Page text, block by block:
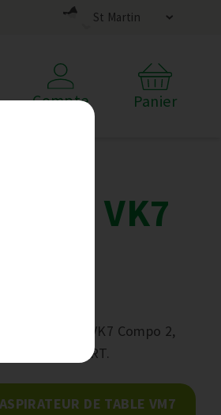
St Martin
Compte Panier
VK7
-
du Kobold VK7 Compo 2,
VM7 OFFERT.
DE TABLE VM7